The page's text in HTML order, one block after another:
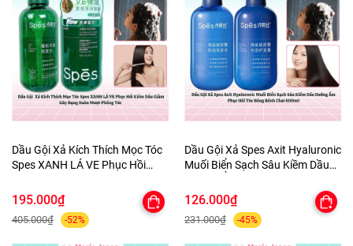
Dầu Gội Xả Kích Thích Mọc Tóc
Spes XANH LÁ VE Phục Hồi
Mượt Phồng Tóc
195.000₫
405.000₫ -52%
Dầu Gội Xả Spes Axit Hyaluronic
Muối Biển Sạch Sâu Kiềm Dầu
Bềnh Chai 600ml
126.000₫
231.000₫ -45%